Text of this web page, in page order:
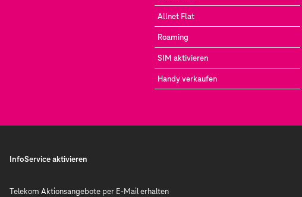
Allnet Flat
Roaming
SIM aktivieren
Handy verkaufen
InfoService aktivieren
Telekom Aktionsangebote per E-Mail erhalten